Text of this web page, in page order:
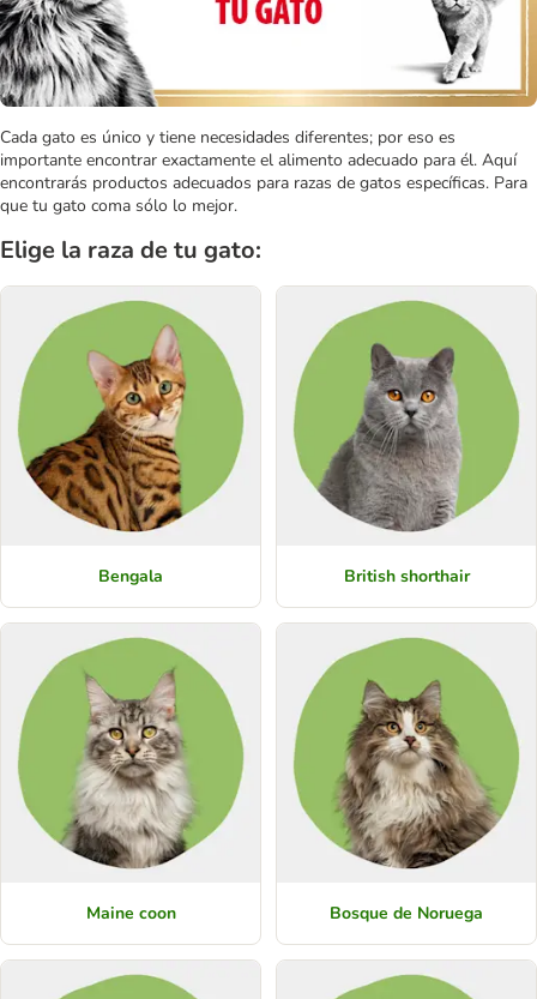
Cada gato es único y tiene necesidades diferentes; por eso es
importante encontrar exactamente el alimento adecuado para él. Aquí
encontrarás productos adecuados para razas de gatos específicas. Para
que tu gato coma sólo lo mejor.
Elige la raza de tu gato:
Bengala British shorthair
Maine coon Bosque de Noruega